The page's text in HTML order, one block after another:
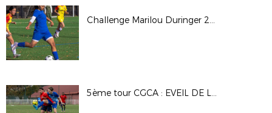
Challenge Marilou Duringer 25/26
5ème tour CGCA : EVEIL DE LYON - DAVEZIEUX VIDALON